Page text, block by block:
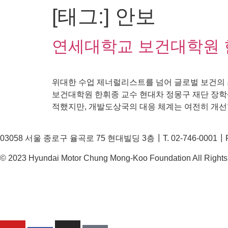
[태그:] 안보
연세대학교 보건대학원
위대한 수업 제너럴리스트를 넘어 글로벌 보건
보건대학원 한휘종 교수 현대차 정몽구 재단 장
적했지만, 개발도상국의 대응 체계는 여전히 개
03058 서울 종로구 율곡로 75 현대빌딩 3층┃T. 02-746-
© 2023 Hyundai Motor Chung Mong-Koo Foundation All